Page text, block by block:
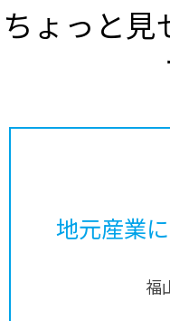
ちょっと見
地元産業
福